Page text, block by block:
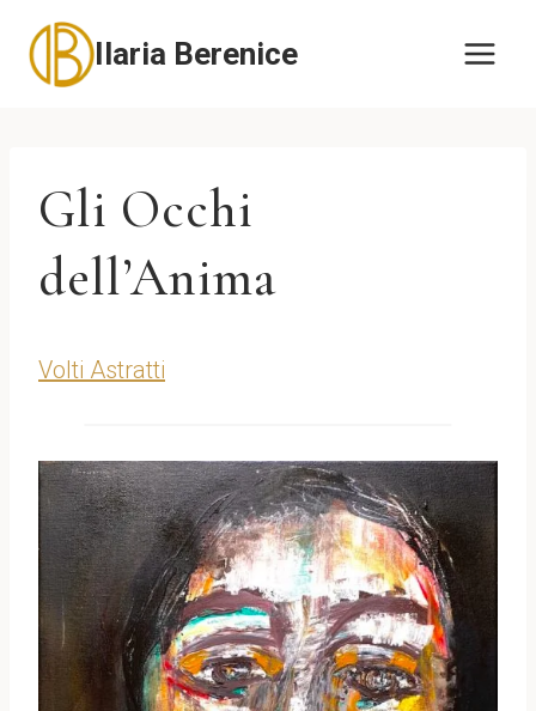
Salta
contenuto
Ilaria Berenice
Gli Occhi
dell’Anima
Volti Astratti